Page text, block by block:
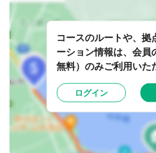
コースのルートや、拠
ーション情報は、会員
無料）のみご利用いた
ログイン